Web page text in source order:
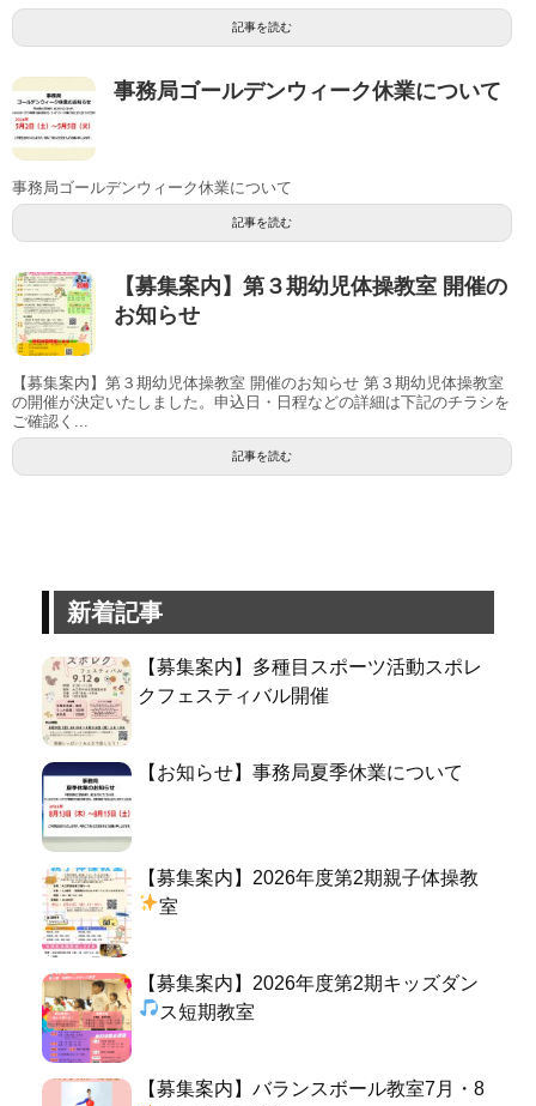
記事を読む
事務局ゴールデンウィーク休業について
事務局ゴールデンウィーク休業について
記事を読む
【募集案内】第３期幼児体操教室 開催の
お知らせ
【募集案内】第３期幼児体操教室 開催のお知らせ 第３期幼児体操教室
の開催が決定いたしました。申込日・日程などの詳細は下記のチラシを
ご確認く...
記事を読む
新着記事
【募集案内】多種目スポーツ活動スポレ
クフェスティバル開催
【お知らせ】事務局夏季休業について
【募集案内】2026年度第2期親子体操教
室
【募集案内】2026年度第2期キッズダン
ス短期教室
【募集案内】バランスボール教室7月・8